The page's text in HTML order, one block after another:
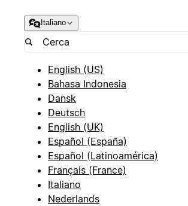
Italiano
English (US)
Bahasa Indonesia
Dansk
Deutsch
English (UK)
Español (España)
Español (Latinoamérica)
Français (France)
Italiano
Nederlands